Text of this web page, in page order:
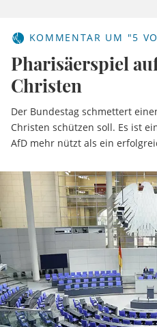
KOMMENTAR UM "5
Pharisäerspiel
Christen
Der Bundestag schmettert
Christen schützen soll. Es ist
AfD mehr nützt als ein